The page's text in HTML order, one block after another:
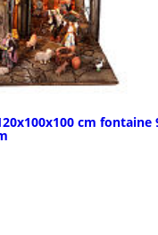
cm fontaine